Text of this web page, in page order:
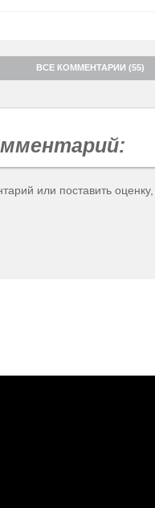
ВСЕ КОММЕНТАРИИ (55)
или поставить